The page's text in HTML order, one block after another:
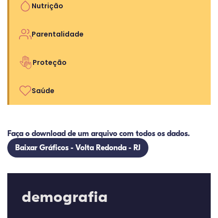
Nutrição
Parentalidade
Proteção
Saúde
Faça o download de um arquivo com todos os dados.
Baixar Gráficos - Volta Redonda - RJ
demografia